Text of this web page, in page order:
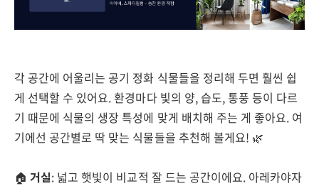
각 공간에 어울리는 공기 정화 식물들을 정리해 두면 훨씬 쉽
게 선택할 수 있어요. 환경마다 빛의 양, 습도, 통풍 등이 다르
기 때문에 식물의 생장 특성에 맞게 배치해 주는 게 좋아요. 여
기에선 공간별로 딱 맞는 식물들을 추천해 볼게요! 🌿
🏠거실: 넓고 햇빛이 비교적 잘 드는 공간이에요. 아레카야자